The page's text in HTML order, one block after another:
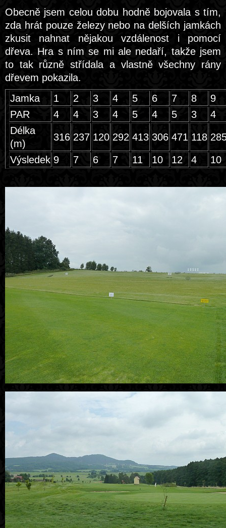
Obecně jsem celou dobu hodně bojovala s tím,
zda hrát pouze železy nebo na delších jamkách
zkusit nahnat nějakou vzdálenost i pomocí
dřeva. Hra s ním se mi ale nedaří, takže jsem
to tak různě střídala a vlastně všechny rány
dřevem pokazila.
Jamka
1 2 3 4 5 6 7 8
9
PAR
4 4 3 4 5 4 5 3
4
Délka
(m)
316 237 120 292 413 306 471 118
Výsledek 9 7 6 7 11 10 12 4 10